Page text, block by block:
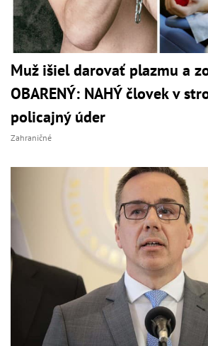
Muž išiel darovať plazmu a
OBARENÝ: NAHÝ človek v
policajný úder
Zahraničné